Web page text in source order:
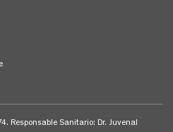
Responsable Sanitario: Dr. Juvenal